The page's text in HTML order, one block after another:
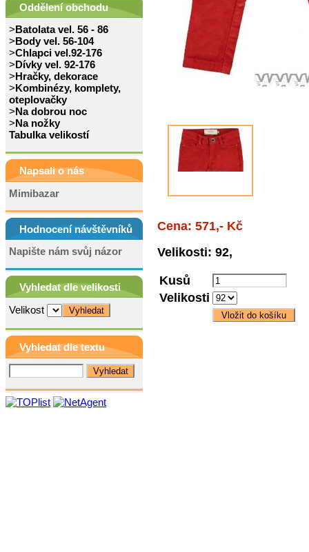
Oddělení obchodu
>Batolata vel. 56 - 86
>Body vel. 56-104
>Chlapci vel.92-176
>Dívky vel. 92-176
>Hračky, dekorace
>Kombinézy, komplety,
oteplovačky
>Na dobrou noc
>Na nožky
Tabulka velikostí
Napsali o nás
Mimibazar
Hodnocení návštěvníků
Napište nám svůj názor
Vyhledat dle velikosti
Velikost
Vyhledat dle textu
Cena: 571,- Kč
Velikosti: 92,
Kusů
Velikosti